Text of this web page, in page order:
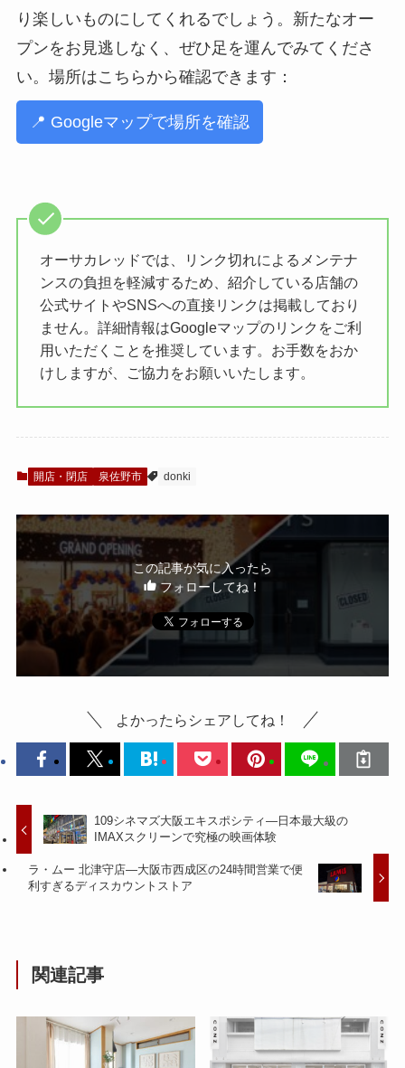
り楽しいものにしてくれるでしょう。新たなオー
プンをお見逃しなく、ぜひ足を運んでみてくださ
い。場所はこちらから確認できます：
📍 Googleマップで場所を確認
オーサカレッドでは、リンク切れによるメンテナ
ンスの負担を軽減するため、紹介している店舗の
公式サイトやSNSへの直接リンクは掲載しており
ません。詳細情報はGoogleマップのリンクをご利
用いただくことを推奨しています。お手数をおか
けしますが、ご協力をお願いいたします。
開店・閉店 泉佐野市 donki
この記事が気に入ったら
フォローしてね！
よかったらシェアしてね！
109シネマズ大阪エキスポシティ—日本最大級の
IMAXスクリーンで究極の映画体験
ラ・ムー 北津守店—大阪市西成区の24時間営業で便
利すぎるディスカウントストア
関連記事